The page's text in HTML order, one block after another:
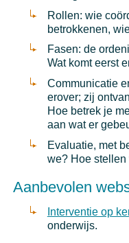
Rollen: wie
betrokkenen,
Fasen: de
Wat komt eerst
Communicatie
erover; zij
Hoe betrek je
aan wat er
Evaluatie, met
we? Hoe stellen
Aanbevolen
Interventie op
onderwijs.